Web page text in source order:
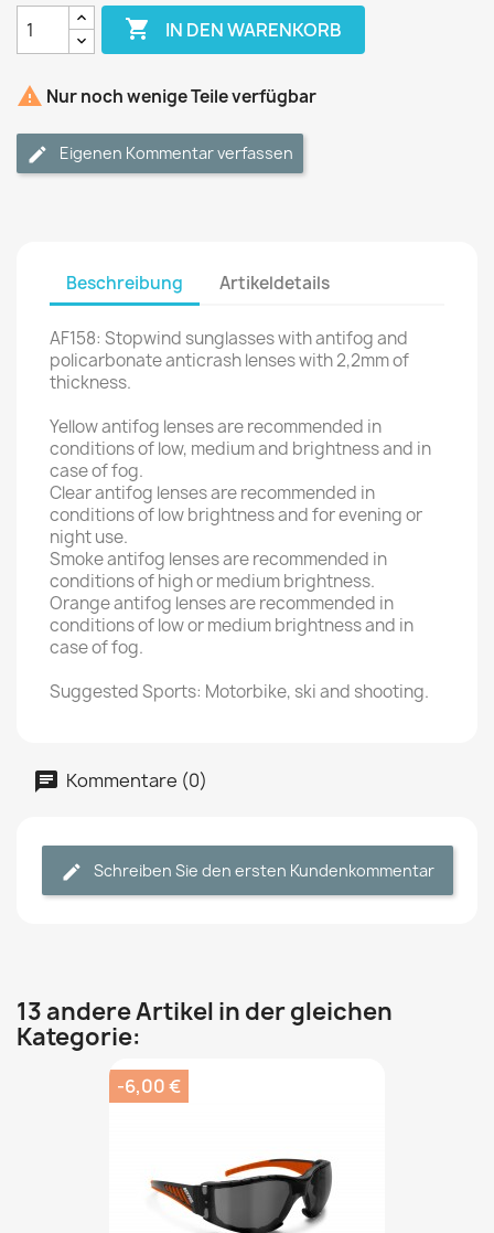
 IN DEN WARENKORB
 Nur noch wenige Teile verfügbar
Eigenen Kommentar verfassen
Beschreibung Artikeldetails
AF158: Stopwind sunglasses with antifog and
policarbonate anticrash lenses with 2,2mm of
thickness.
Yellow antifog lenses are recommended in
conditions of low, medium and brightness and in
case of fog.
Clear antifog lenses are recommended in
conditions of low brightness and for evening or
night use.
Smoke antifog lenses are recommended in
conditions of high or medium brightness.
Orange antifog lenses are recommended in
conditions of low or medium brightness and in
case of fog.
Suggested Sports: Motorbike, ski and shooting.
Kommentare (0)
Schreiben Sie den ersten Kundenkommentar
13 andere Artikel in der gleichen
Kategorie:
-6,00 €